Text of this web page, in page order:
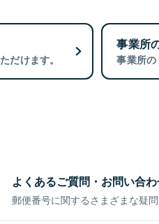
だけます。
事業所
事業所の
よくあるご質問・お問い合
郵便番号に関するさまざまな疑問